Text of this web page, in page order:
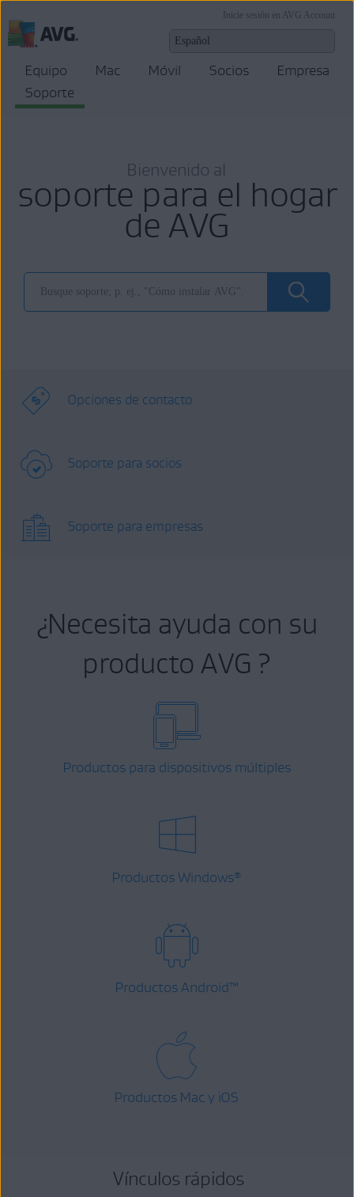
Inicie sesión en AVG Account
Equipo Mac Móvil Socios
Empresa
Soporte
Bienvenido al
soporte para el hogar
de AVG
Opciones de contacto
Soporte para socios
Soporte para empresas
¿Necesita ayuda con su
producto AVG ?
Productos para dispositivos múltiples
Productos Windows®
Productos Android™
Productos Mac y iOS
Vínculos rápidos